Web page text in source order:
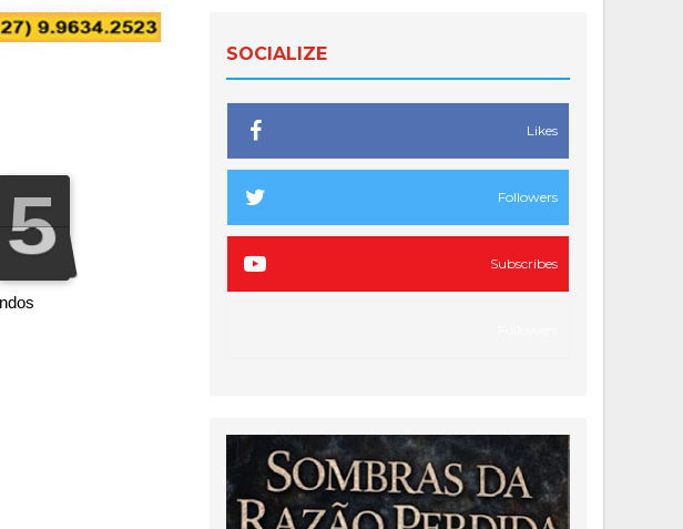
SOCIALIZE
Likes
Followers
Subscribes